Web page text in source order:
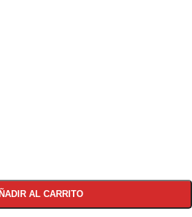
AL CARRITO